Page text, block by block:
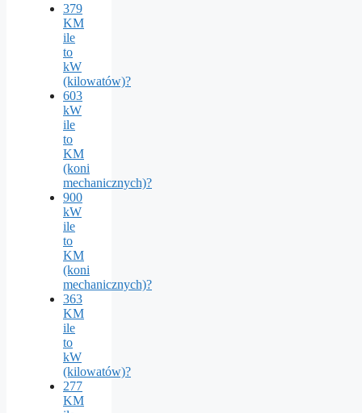
379
KM
ile
to
kW
(kilowatów)?
603
kW
ile
to
KM
(koni
mechanicznych)?
900
kW
ile
to
KM
(koni
mechanicznych)?
363
KM
ile
to
kW
(kilowatów)?
277
KM